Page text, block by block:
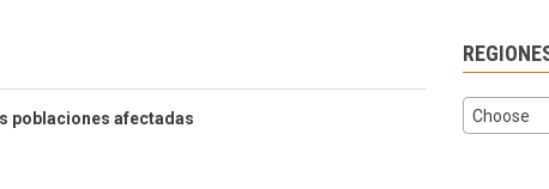
poblaciones afectadas Choose